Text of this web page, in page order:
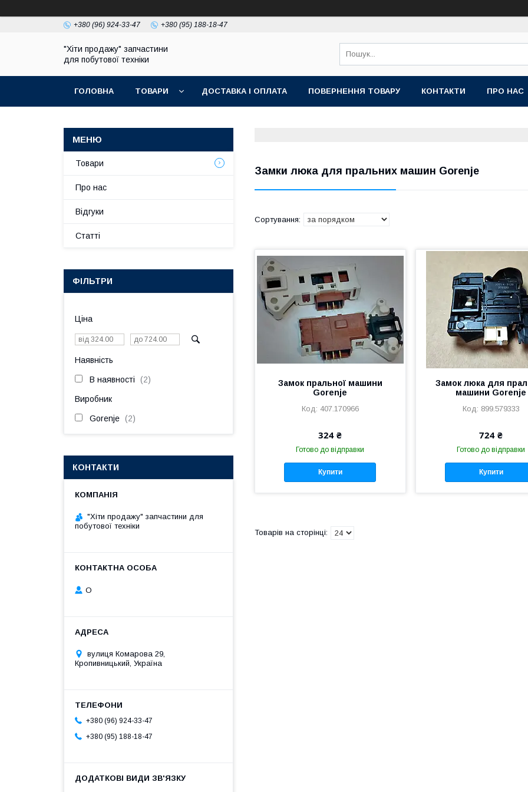
+380 (96) 924-33-47 +380 (95) 188-18-47
"Хіти продажу" запчастини
для побутової техніки
ГОЛОВНА ТОВАРИ ДОСТАВКА І ОПЛАТА ПОВЕРНЕННЯ ТОВАРУ КОНТАКТИ ПРО НАС
Замки люка для пральних машин Gorenje
Замок пральної машини
Gorenje
407.170966
324 ₴
Готово до відправки
Купити
Замок люка для
машини Gorenje
899.579333
724 ₴
Готово до відправки
Купити
Товари
Про нас
Відгуки
Статті
ФІЛЬТРИ
Ціна
Наявність
В наявності 2
Виробник
Gorenje 2
КОНТАКТИ
"Хіти продажу" запчастини для
побутової техніки
О
вулиця Комарова 29,
Кропивницький, Україна
+380 (96) 924-33-47
+380 (95) 188-18-47